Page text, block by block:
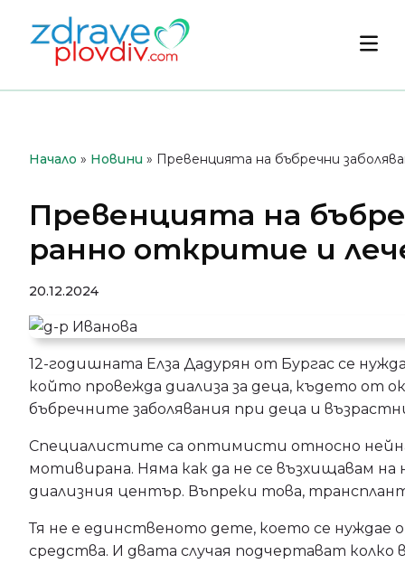
съдържанието
Начало » Новини » Превенцията на бъбречни
Превенцията на
ранно откритие и
20.12.2024
12-годишната Елза Дадурян от Бургас се
който провежда диализа за деца, където от
бъбречните заболявания при деца и
Специалистите са оптимисти относно
мотивирана. Няма как да не се възхищавам
диализния център. Въпреки това,
Тя не е единственото дете, което се нуждае
средства. И двата случая подчертават